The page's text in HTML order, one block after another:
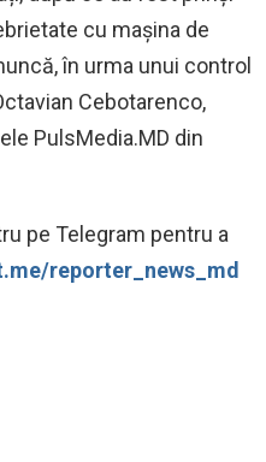
cu mașina de
în urma unui control
Cebotarenco,
PulsMedia.MD din
pe Telegram pentru a
reporter_news_md